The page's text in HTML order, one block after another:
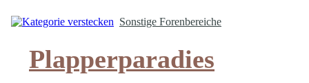
Sonstige Forenbereiche
Plapperparadies